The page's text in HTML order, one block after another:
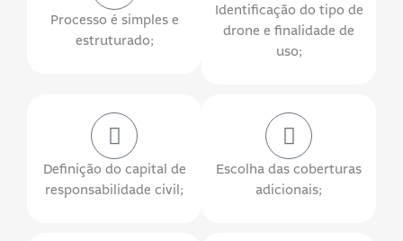
Processo é simples e
estruturado;
Identificação do tipo de
drone e finalidade de
uso;
Definição do capital de
responsabilidade civil;
Escolha das coberturas
adicionais;